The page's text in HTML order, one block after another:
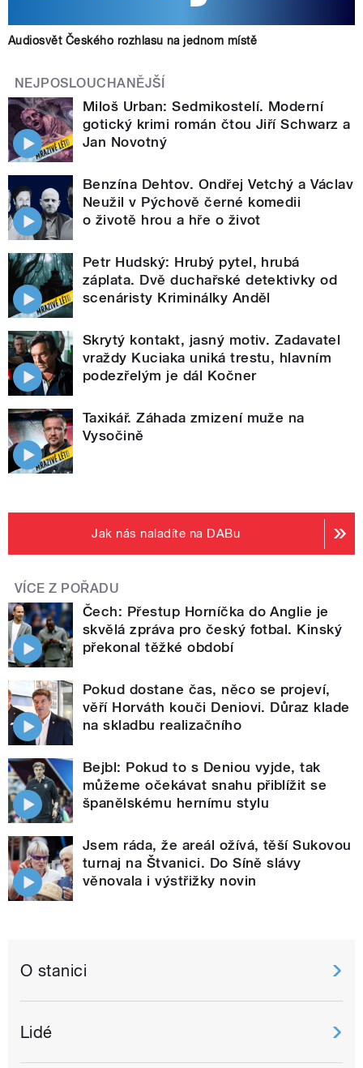
Audiosvět Českého rozhlasu na jednom místě
NEJPOSLOUCHANĚJŠÍ
Miloš Urban: Sedmikostelí. Moderní
gotický krimi román čtou Jiří Schwarz a
Jan Novotný
Benzína Dehtov. Ondřej Vetchý a Václav
Neužil v Pýchově černé komedii
o životě hrou a hře o život
Petr Hudský: Hrubý pytel, hrubá
záplata. Dvě duchařské detektivky od
scenáristy Kriminálky Anděl
Skrytý kontakt, jasný motiv. Zadavatel
vraždy Kuciaka uniká trestu, hlavním
podezřelým je dál Kočner
Taxikář. Záhada zmizení muže na
Vysočině
Jak nás naladíte na DABu
VÍCE Z POŘADU
Čech: Přestup Horníčka do Anglie je
skvělá zpráva pro český fotbal. Kinský
překonal těžké období
Pokud dostane čas, něco se projeví,
věří Horváth kouči Deniovi. Důraz klade
na skladbu realizačního
Bejbl: Pokud to s Deniou vyjde, tak
můžeme očekávat snahu přiblížit se
španělskému hernímu stylu
Jsem ráda, že areál ožívá, těší Sukovou
turnaj na Štvanici. Do Síně slávy
věnovala i výstřižky novin
O stanici
Lidé